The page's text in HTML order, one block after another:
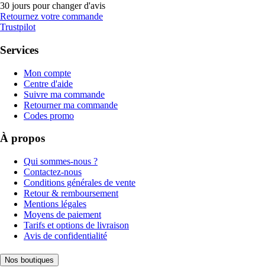
30 jours pour changer d'avis
Retournez votre commande
Trustpilot
Services
Mon compte
Centre d'aide
Suivre ma commande
Retourner ma commande
Codes promo
À propos
Qui sommes-nous ?
Contactez-nous
Conditions générales de vente
Retour & remboursement
Mentions légales
Moyens de paiement
Tarifs et options de livraison
Avis de confidentialité
Nos boutiques